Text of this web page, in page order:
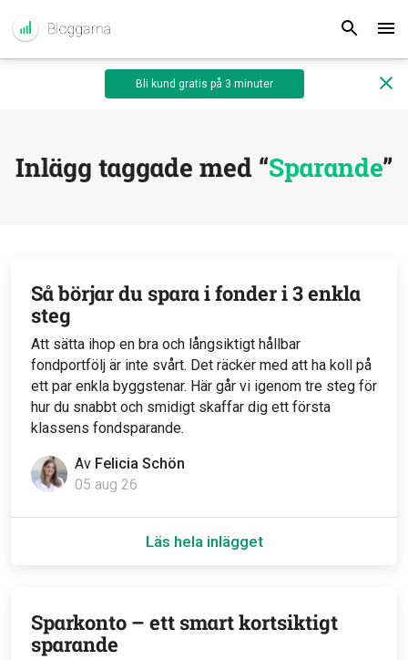
Bli kund gratis på 3 minuter
Inlägg taggade med “Sparande”
Av Felicia Schön
05 aug 26
Så börjar du spara i fonder i 3 enkla
steg
Att sätta ihop en bra och långsiktigt hållbar
fondportfölj är inte svårt. Det räcker med att ha koll på
ett par enkla byggstenar. Här går vi igenom tre steg för
hur du snabbt och smidigt skaffar dig ett första
klassens fondsparande.
Läs hela inlägget
Sparkonto – ett smart kortsiktigt
sparande